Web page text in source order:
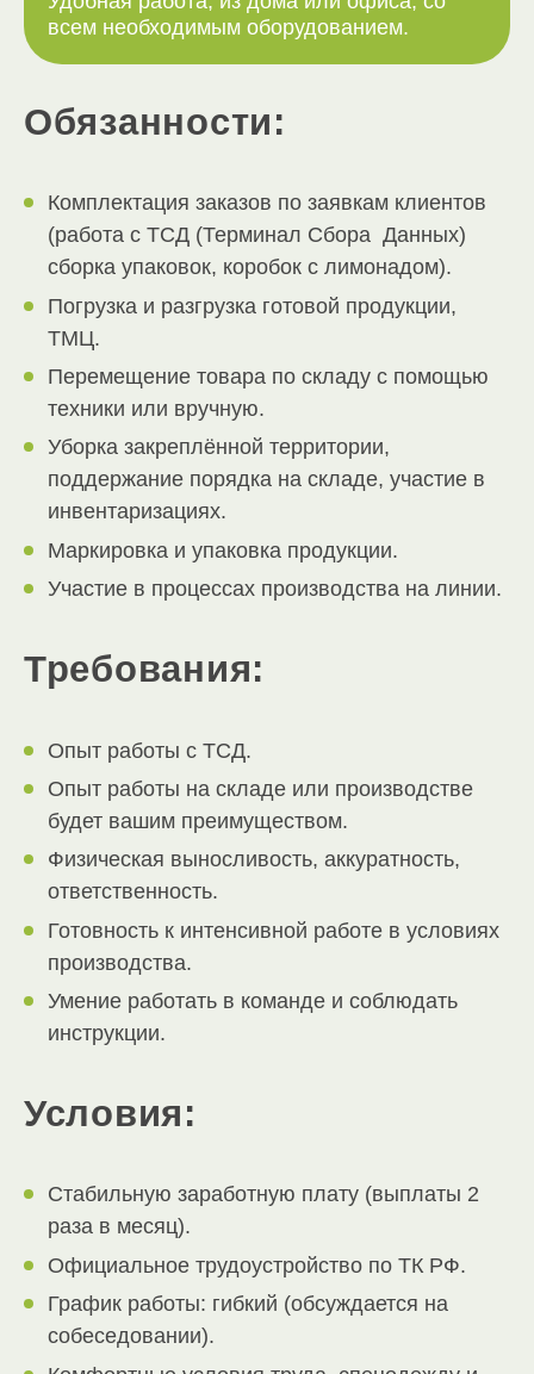
всем необходимым оборудованием.
Обязанности:
Комплектация заказов по заявкам клиентов
(работа с ТСД (Терминал Сбора Данных)
сборка упаковок, коробок с лимонадом).
Погрузка и разгрузка готовой продукции,
ТМЦ.
Перемещение товара по складу с помощью
техники или вручную.
Уборка закреплённой территории,
поддержание порядка на складе, участие в
инвентаризациях.
Маркировка и упаковка продукции.
Участие в процессах производства на линии.
Требования:
Опыт работы с ТСД.
Опыт работы на складе или производстве
будет вашим преимуществом.
Физическая выносливость, аккуратность,
ответственность.
Готовность к интенсивной работе в условиях
производства.
Умение работать в команде и соблюдать
инструкции.
Условия:
Стабильную заработную плату (выплаты 2
раза в месяц).
Официальное трудоустройство по ТК РФ.
График работы: гибкий (обсуждается на
собеседовании).